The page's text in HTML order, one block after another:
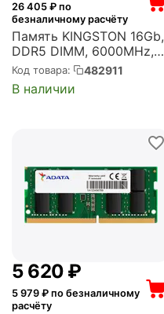
26 405 ₽ по
безналичному расчёту
Память KINGSTON 16Gb,
DDR5 DIMM, 6000MHz,
FURY Beast White 1
модуль, 48000 Мб/с,
CL36, 1.35 В, EXPO, XMP,
Код товара: 482911
В наличии
5 620 ₽
5 979 ₽ по безналичному
расчёту